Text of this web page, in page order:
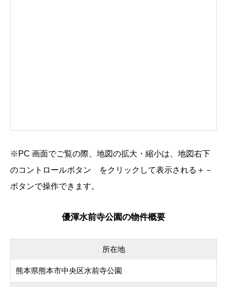
※PC 画面でご覧の際、地図の拡大・縮小は、地図右下
のコントロールボタン
をクリックして表示される ＋ －
ボタンで操作できます。
優渾水前寺公園の物件概要
所在地
熊本県熊本市中央区水前寺公園